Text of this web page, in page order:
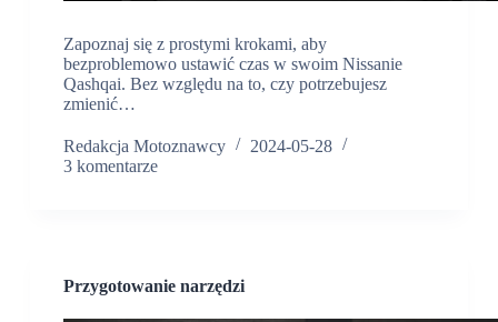
Zapoznaj się z prostymi krokami, aby
bezproblemowo ustawić czas w swoim Nissanie
Qashqai. Bez względu na to, czy potrzebujesz
zmienić…
Redakcja Motoznawcy
2024-05-28
3 komentarze
Przygotowanie narzędzi